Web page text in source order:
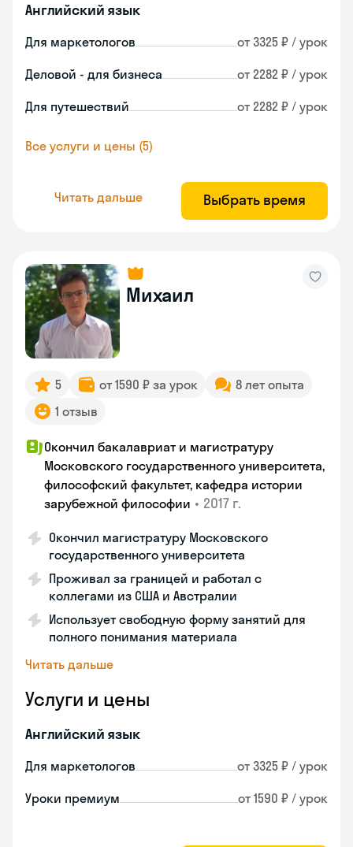
Английский язык
Для маркетологов от 3325 ₽ / урок
Деловой - для бизнеса от 2282 ₽ / урок
Для путешествий от 2282 ₽ / урок
Все услуги и цены (5)
Читать дальше Выбрать время
Михаил
5 от 1590 ₽ за урок
8 лет опыта
1 отзыв
Окончил бакалавриат и магистратуру
Московского государственного университета,
философский факультет, кафедра истории
зарубежной философии • 2017 г.
Окончил магистратуру Московского
государственного университета
Проживал за границей и работал с
коллегами из США и Австралии
Использует свободную форму занятий для
полного понимания материала
Читать дальше
Услуги и цены
Английский язык
Для маркетологов от 3325 ₽ / урок
Уроки премиум от 1590 ₽ / урок